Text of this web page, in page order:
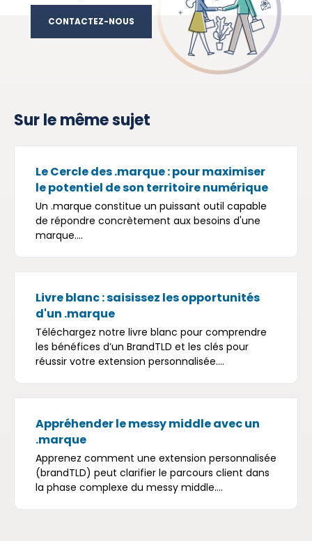
CONTACTEZ-NOUS
Sur le même sujet
Le Cercle des .marque : pour maximiser
le potentiel de son territoire numérique
Un .marque constitue un puissant outil capable
de répondre concrètement aux besoins d'une
marque....
Livre blanc : saisissez les opportunités
d'un .marque
Téléchargez notre livre blanc pour comprendre
les bénéfices d’un BrandTLD et les clés pour
réussir votre extension personnalisée....
Appréhender le messy middle avec un
.marque
Apprenez comment une extension personnalisée
(brandTLD) peut clarifier le parcours client dans
la phase complexe du messy middle....